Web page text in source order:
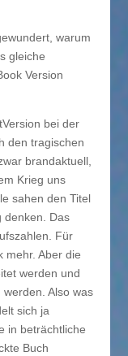
warum
gleiche
Version
bei der
den tragischen
brandaktuell,
Krieg uns
sahen den Titel
denken. Das
Für
mehr. Aber die
werden und
Also was
sich ja
in beträchtliche
Buch